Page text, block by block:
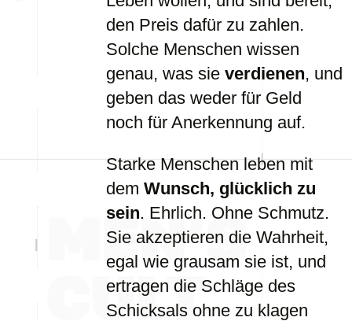
den Preis dafür zu zahlen.
Solche Menschen wissen
genau, was sie verdienen, und
geben das weder für Geld
noch für Anerkennung auf.
Starke Menschen leben mit
dem Wunsch, glücklich zu
sein. Ehrlich. Ohne Schmutz.
Sie akzeptieren die Wahrheit,
egal wie grausam sie ist, und
ertragen die Schläge des
Schicksals ohne zu klagen